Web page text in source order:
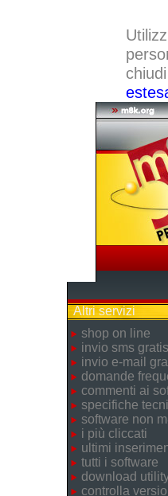
Altri servizi
shop on line
invio sms
invio e-mail
domande
commenti ai
specifiche
software non
i più cliccati
ultimi
tutti i software
download
controlla